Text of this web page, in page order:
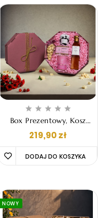
    
Box Prezentowy, Kosz
219,90 złCena
NOWY